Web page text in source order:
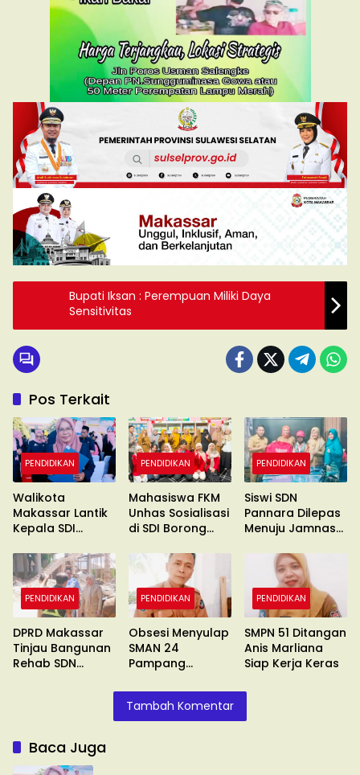
Bupati Iksan : Perempuan Miliki Daya
Sensitivitas
Pos Terkait
PENDIDIKAN
Walikota
Makassar Lantik
Kepala SDI
III
PENDIDIKAN
Mahasiswa FKM
Unhas Sosialisasi
di SDI Borong
PENDIDIKAN
Siswi SDN
Pannara Dilepas
Menuju Jamnas
PENDIDIKAN
DPRD Makassar
Tinjau Bangunan
Rehab SDN
PENDIDIKAN
Obsesi Menyulap
SMAN 24
Pampang
PENDIDIKAN
SMPN 51 Ditangan
Anis Marliana
Siap Kerja Keras
Tambah Komentar
Baca Juga